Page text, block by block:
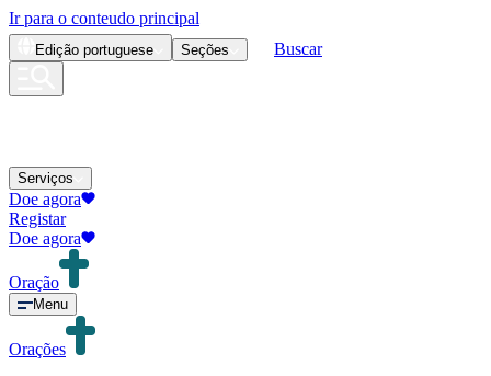
Ir para o conteudo principal
Edição portuguese Seções Buscar
Serviços
Doe agora
Registar
Doe agora
Oração
Menu
Orações